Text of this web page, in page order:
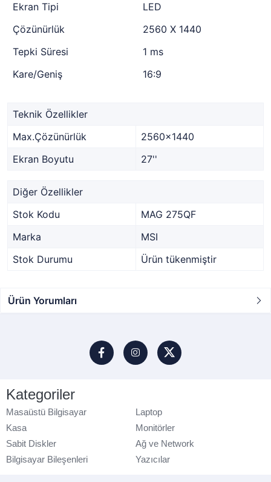
Ekran Tipi
LED
Çözünürlük
2560 X 1440
Tepki Süresi
1 ms
Kare/Geniş
16:9
Teknik Özellikler
Max.Çözünürlük
2560x1440
Ekran Boyutu
27''
Diğer Özellikler
Stok Kodu
MAG 275QF
Marka
MSI
Stok Durumu
Ürün tükenmiştir
Ürün Yorumları
Kategoriler
Masaüstü Bilgisayar
Laptop
Kasa
Monitörler
Sabit Diskler
Ağ ve Network
Bilgisayar Bileşenleri
Yazıcılar